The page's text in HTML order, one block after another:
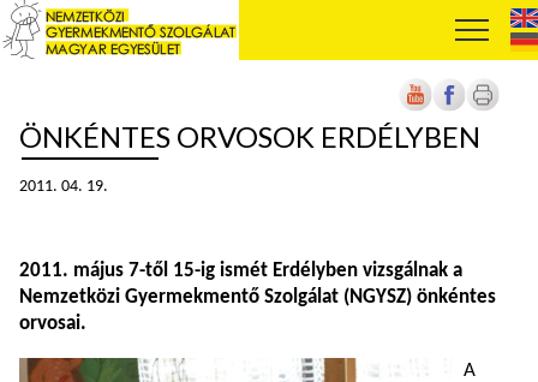
ÖNKÉNTES ORVOSOK ERDÉLYBEN
2011. 04. 19.
2011. május 7-től 15-ig ismét Erdélyben vizsgálnak a
Nemzetközi Gyermekmentő Szolgálat (NGYSZ) önkéntes
orvosai.
A